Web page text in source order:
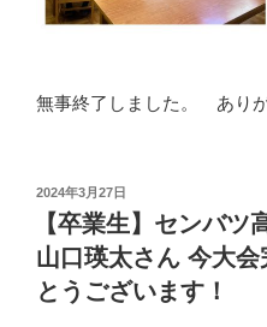
無事終了しました。 ありが
投
日:
2024年3月27日
【卒業生】センバツ
山口瑛太さん 今大
とうございます！